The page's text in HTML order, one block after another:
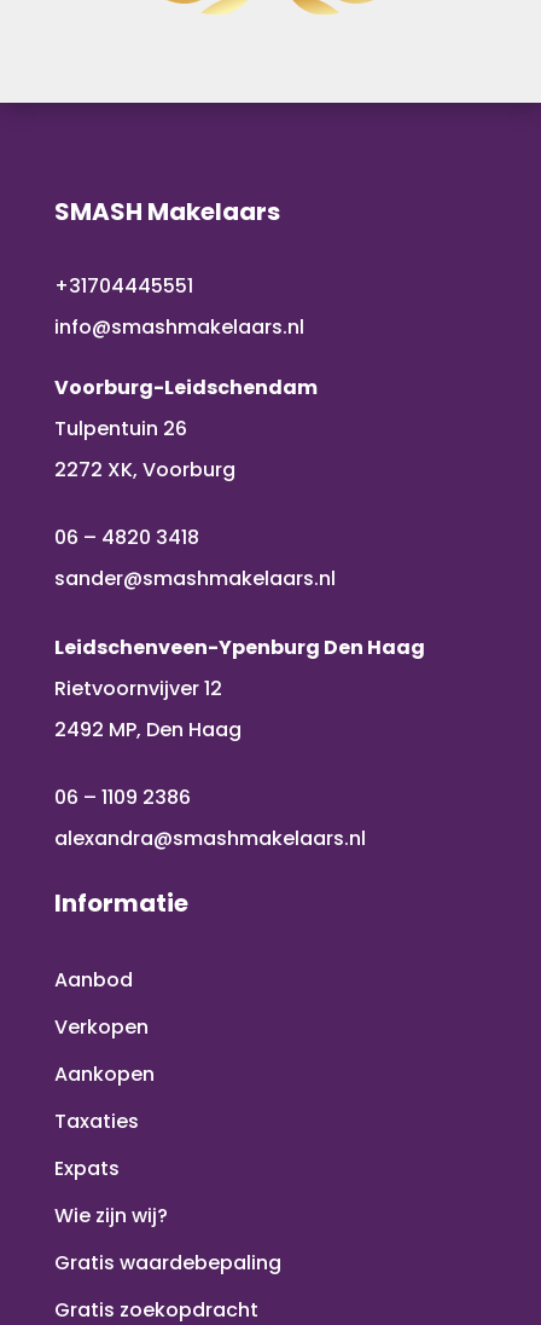
SMASH Makelaars
+31704445551
info@smashmakelaars.nl
Voorburg-Leidschendam
Tulpentuin 26
2272 XK, Voorburg
06 – 4820 3418
sander@smashmakelaars.nl
Leidschenveen-Ypenburg Den Haag
Rietvoornvijver 12
2492 MP, Den Haag
06 – 1109 2386
alexandra@smashmakelaars.nl
Informatie
Aanbod
Verkopen
Aankopen
Taxaties
Expats
Wie zijn wij?
Gratis waardebepaling
Gratis zoekopdracht